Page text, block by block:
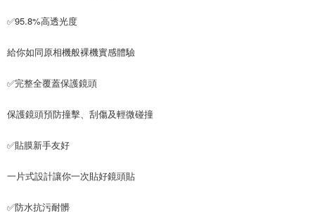
✅95.8%高透光度
給你如同原相機般裸機實感體驗
✅完整全覆蓋保護鏡頭
保護鏡頭預防撞擊、刮傷及輕微碰撞
✅貼膜新手友好
一片式設計讓你一次貼好鏡頭貼
✅防水抗污耐髒